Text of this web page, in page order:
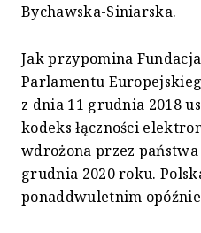
Bychawska-Siniarska.
Jak przypomina
Parlamentu
z dnia 11 grudnia 2018
kodeks łączności
wdrożona przez państwa
grudnia 2020 roku.
ponaddwuletnim